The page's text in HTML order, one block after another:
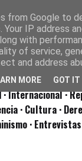
· Internacional·
·Cultura ·
·Entrevistas
from Google to
IP address
with
of service,
and address
MORE GOT IT